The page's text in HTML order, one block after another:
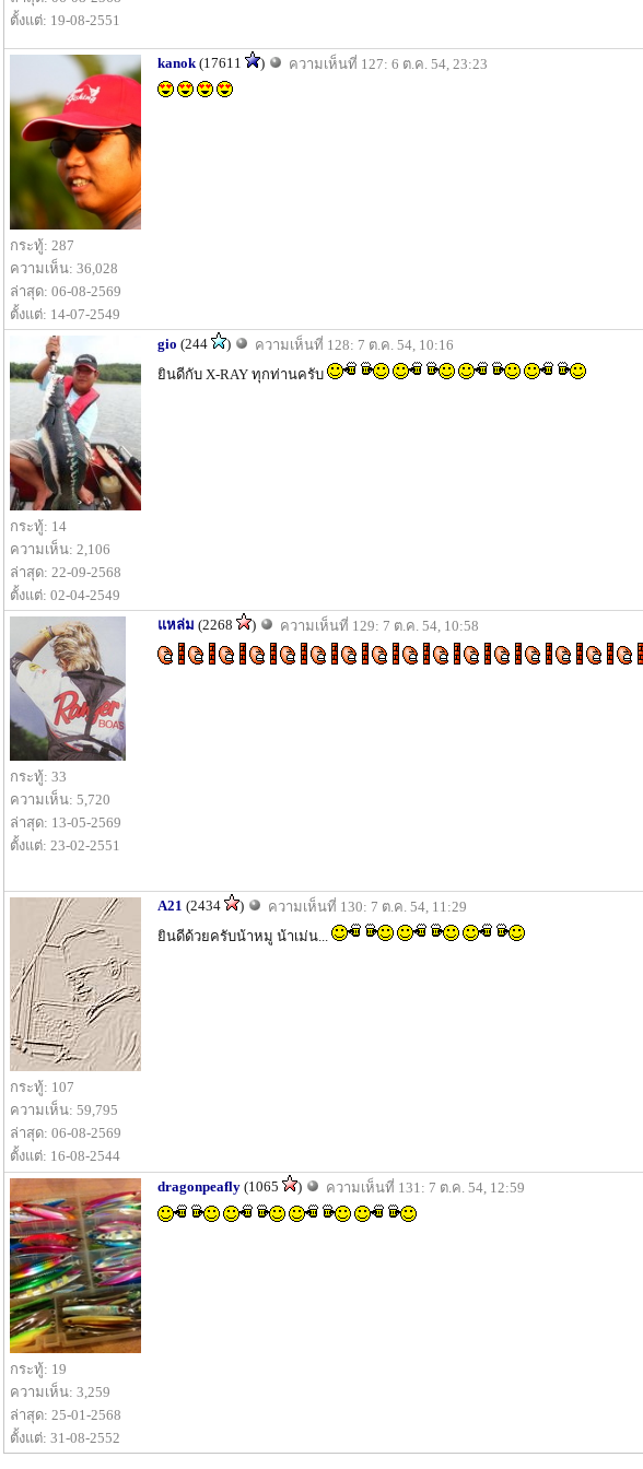
ตั้งแต่: 19-08-2551
กระทู้: 287
ความเห็น: 36,028
ล่าสุด: 06-08-2569
ตั้งแต่: 14-07-2549
kanok (17611 ) ความเห็นที่ 127: 6 ต.ค. 54, 23:23
กระทู้: 14
ความเห็น: 2,106
ล่าสุด: 22-09-2568
ตั้งแต่: 02-04-2549
gio (244 )
ความเห็นที่ 128: 7 ต.ค. 54, 10:16
ยินดีกับ X-RAY ทุกท่านครับ
กระทู้: 33
ความเห็น: 5,720
ล่าสุด: 13-05-2569
ตั้งแต่: 23-02-2551
แหล่ม (2268 ) ความเห็นที่ 129: 7 ต.ค. 54, 10:58
กระทู้: 107
ความเห็น: 59,795
ล่าสุด: 06-08-2569
ตั้งแต่: 16-08-2544
A21 (2434 )
ความเห็นที่ 130: 7 ต.ค. 54, 11:29
ยินดีด้วยครับน้าหมู น้าเม่น...
กระทู้: 19
ความเห็น: 3,259
ล่าสุด: 25-01-2568
ตั้งแต่: 31-08-2552
dragonpeafly (1065 ) ความเห็นที่ 131: 7 ต.ค. 54, 12:59